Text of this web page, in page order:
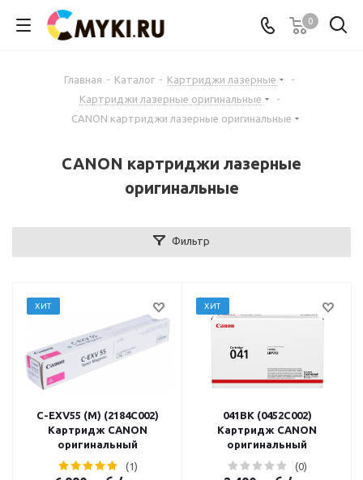
0
Главная - Каталог - Картриджи лазерные
-
Картриджи лазерные оригинальные
-
CANON картриджи лазерные оригинальные
CANON картриджи лазерные
оригинальные
Фильтр
ХИТ
C-EXV55 (M) (2184C002)
Картридж CANON
оригинальный
(1)
ХИТ
041BK (0452C002)
Картридж CANON
оригинальный
(0)